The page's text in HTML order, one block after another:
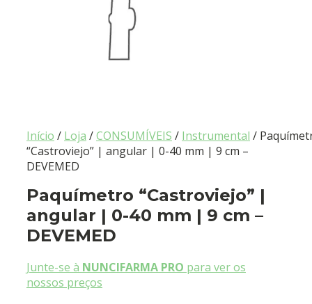
Início / Loja /CONSUMÍVEIS / Instrumental /
“Castroviejo” | angular | 0-40 mm | 9 cm –
DEVEMED
Paquímetro “Castroviejo” |
angular | 0-40 mm | 9 cm –
DEVEMED
Junte-se à NUNCIFARMA PRO para ver os
nossos preços